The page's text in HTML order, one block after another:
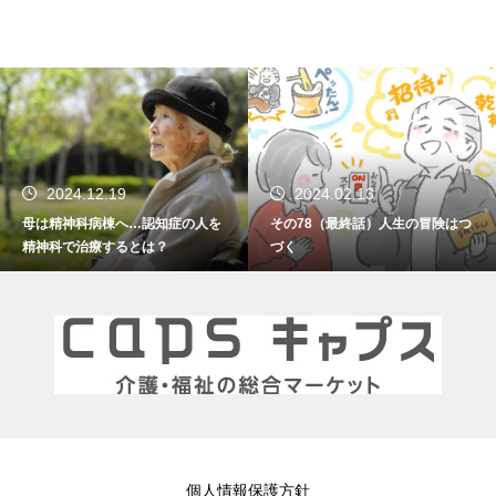
知症の人を
？
2024.02.13
その78（最終話）人生の冒険はつ
づく
2024.01.15
その77 振り返れ
個人情報保護方針